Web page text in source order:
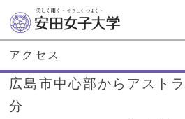
アクセス
広島市中心部からアスト
分